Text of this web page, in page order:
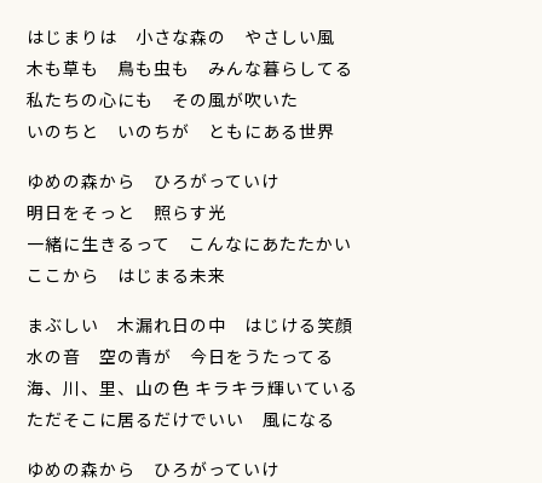
はじまりは 小さな森の やさしい風
木も草も 鳥も虫も みんな暮らしてる
私たちの心にも その風が吹いた
いのちと いのちが ともにある世界
ゆめの森から ひろがっていけ
明日をそっと 照らす光
一緒に生きるって こんなにあたたかい
ここから はじまる未来
まぶしい 木漏れ日の中 はじける笑顔
水の音 空の青が 今日をうたってる
海、川、里、山の色 キラキラ輝いている
ただそこに居るだけでいい 風になる
ゆめの森から ひろがっていけ